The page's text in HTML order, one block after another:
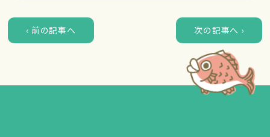
‹ 前の記事へ 次の記事へ ›